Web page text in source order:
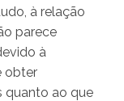
à relação
parece
à
obter
quanto ao que